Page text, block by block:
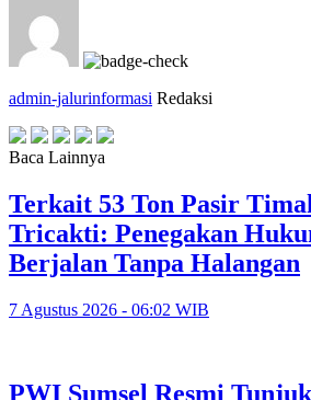
admin-jalurinformasi Redaksi
Baca Lainnya
Terkait 53 Ton Pasir
Tricakti: Penegakan
Berjalan Tanpa Halangan
7 Agustus 2026 - 06:02 WIB
PWI Sumsel Resmi